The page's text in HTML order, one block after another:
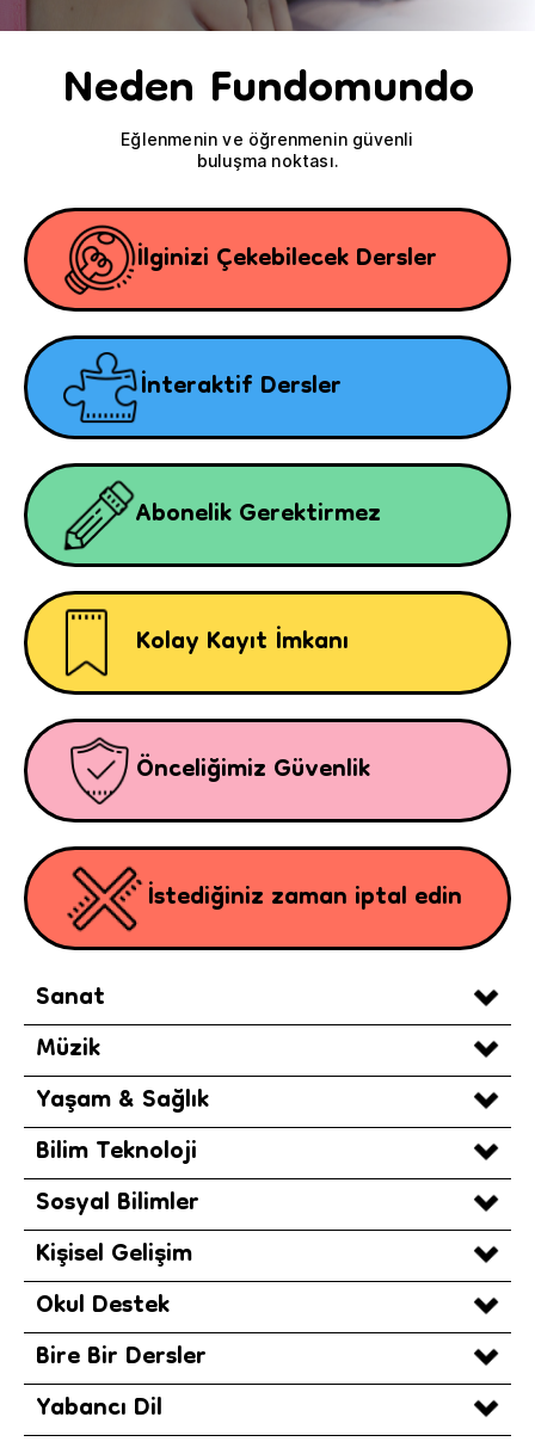
Neden Fundomundo
Eğlenmenin ve öğrenmenin güvenli
buluşma noktası.
İlginizi Çekebilecek Dersler
İnteraktif Dersler
Abonelik Gerektirmez
Kolay Kayıt İmkanı
Önceliğimiz Güvenlik
İstediğiniz zaman iptal edin
Sanat
Müzik
Yaşam & Sağlık
Bilim Teknoloji
Sosyal Bilimler
Kişisel Gelişim
Okul Destek
Bire Bir Dersler
Yabancı Dil